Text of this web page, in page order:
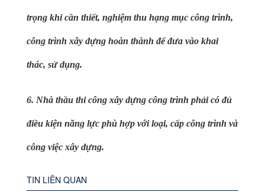
trọng khi cần thiết, nghiệm thu hạng mục công trình,
công trình xây dựng hoàn thành để đưa vào khai
thác, sử dụng.
6. Nhà thầu thi công xây dựng công trình phải có đủ
điều kiện năng lực phù hợp với loại, cấp công trình và
công việc xây dựng.
TIN LIÊN QUAN